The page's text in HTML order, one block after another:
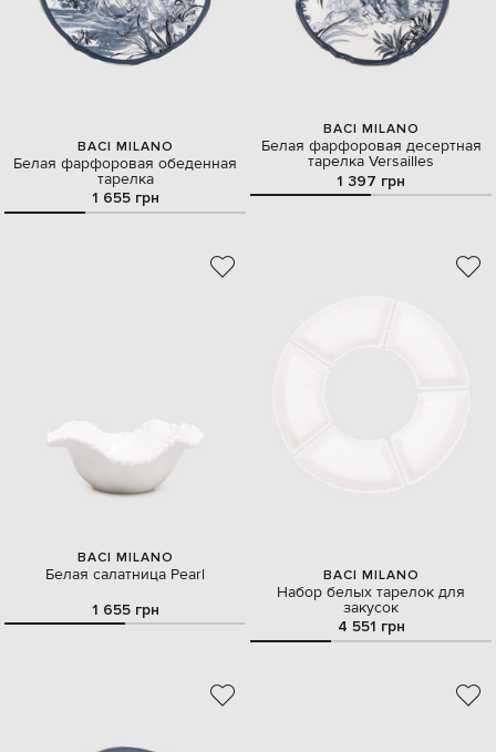
BACI MILANO
Белая фарфоровая обеденная
тарелка
1 655 грн
BACI MILANO
Белая фарфоровая десертная
тарелка Versailles
1 397 грн
BACI MILANO
Белая салатница Pearl
1 655 грн
BACI MILANO
Набор белых тарелок для
закусок
4 551 грн